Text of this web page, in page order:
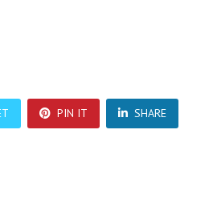
PIN IT SHARE